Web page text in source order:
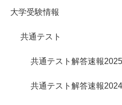
大学受験情報
共通テスト
共通テスト解答速報2025
共通テスト解答速報2024